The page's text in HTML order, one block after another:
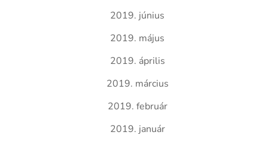
2019. június
2019. május
2019. április
2019. március
2019. február
2019. január